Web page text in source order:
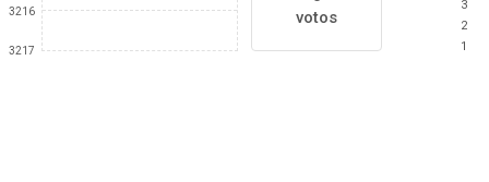
3216
3217
votos
3
2
1